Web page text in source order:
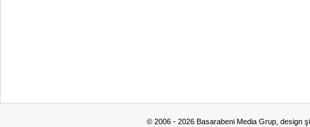
© 2006 - 2026 Basarabeni Media Grup, design